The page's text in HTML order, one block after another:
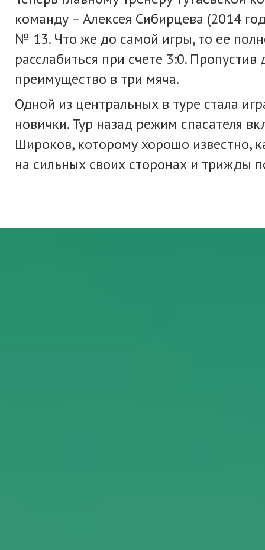
команду – Алексея Сибирцева (2014
№ 13. Что же до самой игры, то ее
расслабиться при счете 3:0.
преимущество в три мяча.
Одной из центральных в туре стала
новички. Тур назад режим спасателя
Широков, которому хорошо известно,
на сильных своих сторонах и трижды